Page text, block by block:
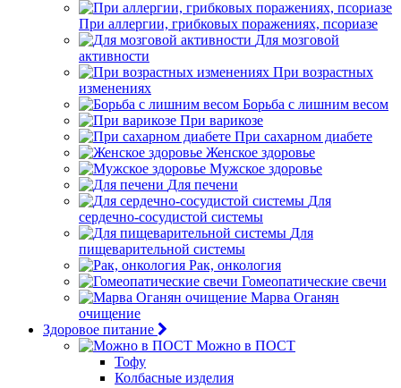
При аллергии, грибковых поражениях, псориазе
Для мозговой
активности
При возрастных
изменениях
Борьба с лишним весом
При варикозе
При сахарном диабете
Женское здоровье
Мужское здоровье
Для печени
Для
сердечно-сосудистой системы
Для
пищеварительной системы
Рак, онкология
Гомеопатические свечи
Марва Оганян
очищение
Здоровое питание
Можно в ПОСТ
Тофу
Колбасные изделия